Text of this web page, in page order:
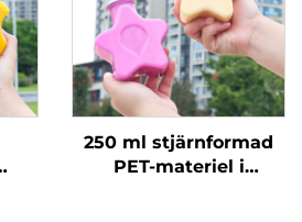
250 ml stjärnformad
PET-materiel i